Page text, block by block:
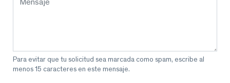
Para evitar que tu solicitud sea marcada como spam, escribe al
menos 15 caracteres en este mensaje.